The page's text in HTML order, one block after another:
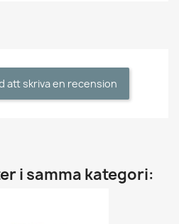
att skriva en recension
i samma kategori: